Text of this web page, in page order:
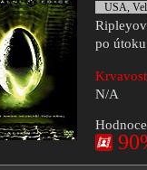
USA,
po
N/A